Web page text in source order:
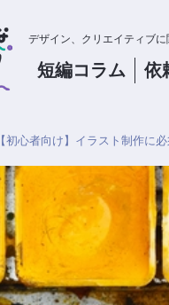
デザイン、クリエイティブ
短編コラム 依
【初心者向け】イラスト制作に